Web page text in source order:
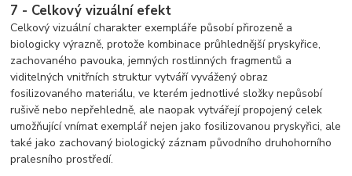
7 - Celkový vizuální efekt
Celkový vizuální charakter exempláře působí přirozeně a
biologicky výrazně, protože kombinace průhlednější pryskyřice,
zachovaného pavouka, jemných rostlinných fragmentů a
viditelných vnitřních struktur vytváří vyvážený obraz
fosilizovaného materiálu, ve kterém jednotlivé složky nepůsobí
rušivě nebo nepřehledně, ale naopak vytvářejí propojený celek
umožňující vnímat exemplář nejen jako fosilizovanou pryskyřici, ale
také jako zachovaný biologický záznam původního druhohorního
pralesního prostředí.